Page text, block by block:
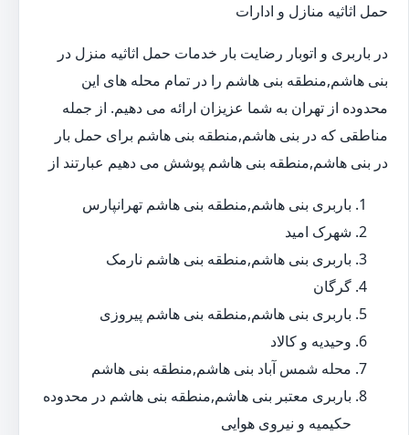
حمل اثاثیه منازل و ادارات
در باربری و اتوبار رضایت بار خدمات حمل اثاثیه منزل در
بنی هاشم,منطقه بنی هاشم را در تمام محله های این
محدوده از تهران به شما عزیزان ارائه می دهیم. از جمله
مناطقی که در بنی هاشم,منطقه بنی هاشم برای حمل بار
در بنی هاشم,منطقه بنی هاشم پوشش می دهیم عبارتند از
باربری بنی هاشم,منطقه بنی هاشم تهرانپارس
شهرک امید
باربری بنی هاشم,منطقه بنی هاشم نارمک
گرگان
باربری بنی هاشم,منطقه بنی هاشم پیروزی
وحیدیه و کالاد
محله شمس آباد بنی هاشم,منطقه بنی هاشم
باربری معتبر بنی هاشم,منطقه بنی هاشم در محدوده
حکیمیه و نیروی هوایی